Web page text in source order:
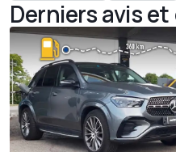
Derniers avis